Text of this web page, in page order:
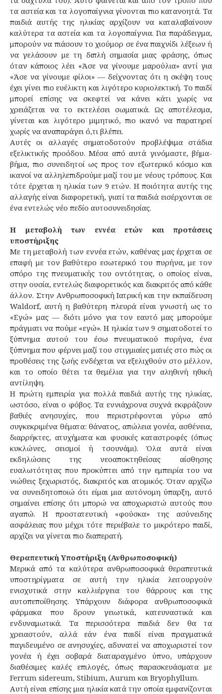
τα αστεία και τα λογοπαίγνια γίνονται πιο κατανοητά. Τα
παιδιά αυτής της ηλικίας αρχίζουν να καταλαβαίνουν
καλύτερα τα αστεία και τα λογοπαίγνια. Για παράδειγμα,
μπορούν να πιάσουν το χιούμορ σε ένα παιχνίδι λέξεων ή
να γελάσουν με τη διπλή σημασία μιας φράσης, όπως
όταν κάποιος λέει «Άσε να γίνουμε μαρούλια» αντί για
«Άσε να γίνουμε φίλοι» — δείχνοντας ότι η σκέψη τους
έχει γίνει πιο ευέλικτη και λιγότερο κυριολεκτική. Το παιδί
μπορεί επίσης να σκεφτεί να κάνει κάτι χωρίς να
χρειάζεται να το εκτελέσει σωματικά. Ως αποτέλεσμα,
γίνεται και λιγότερο μιμητικό, πιο ικανό να παρατηρεί
χωρίς να αναπαράγει ό,τι βλέπει.
Αυτές οι αλλαγές σηματοδοτούν προβλέψιμα στάδια
εξελικτικής προόδου. Μέσα από αυτά γινόμαστε, βήμα-
βήμα, πιο συνειδητοί ως προς τον εξωτερικό κόσμο και
ικανοί να αλληλεπιδρούμε μαζί του με νέους τρόπους. Και
τότε έρχεται η ηλικία των 9 ετών. Η ποιότητα αυτής της
αλλαγής είναι διαφορετική, γιατί τα παιδιά εισέρχονται σε
ένα εντελώς νέο πεδίο αυτοσυνειδησίας.
Η μεταβολή των εννέα ετών και προτάσεις
υποστήριξης
Με τη μεταβολή των εννέα ετών, καθένας μας έρχεται σε
επαφή με τον βαθύτερο εσωτερικό του πυρήνα, με τον
σπόρο της πνευματικής του οντότητας, ο οποίος είναι,
στην ουσία, εντελώς διαφορετικός και διακριτός από κάθε
άλλον. Στην Ανθρωποσοφική Ιατρική και την εκπαίδευση
Waldorf, αυτή η βαθύτερη πλευρά είναι γνωστή ως το
«Εγώ» μας — διότι μόνο για τον εαυτό μας μπορούμε
πράγματι να πούμε «εγώ». Η ηλικία των 9 σηματοδοτεί το
ξύπνημα αυτού του έσω πνευματικού πυρήνα, ένα
ξύπνημα που φέρνει μαζί του στιγμιαίες ματιές στο πώς οι
προθέσεις της ζωής ενδέχεται να εξελιχθούν στο μέλλον,
και το οποίο θέτει τα θεμέλια για την αληθινή ηθική
αντίληψη.
Η πρώτη εμπειρία για πολλά παιδιά αυτής της ηλικίας,
ωστόσο, είναι ο φόβος. Τα εννιάχρονα συχνά εκφράζουν
βαθιές ανησυχίες, που περιστρέφονται γύρω από
συγκεκριμένα θέματα: θάνατος, απώλεια γονέα, ασθένεια,
διαρρήκτες, ατυχήματα και φυσικές καταστροφές (όπως
κυκλώνες, σεισμοί ή τσουνάμι). Όλα αυτά είναι
εκδηλώσεις της νεοαποκτηθείσας αίσθησης
ευαλωτότητας που προκύπτει από την εμπειρία του να
νιώθεις ξεχωριστός, διακριτός και ατομικός. Όταν αρχίζω
να συνειδητοποιώ ότι είμαι μια αυτόνομη ύπαρξη, αυτό
σημαίνει επίσης ότι μπορώ να αποχωριστώ αυτούς που
αγαπώ. Η προστατευτική «φούσκα» της ασύνειδης
ασφάλειας που μέχρι τότε περιέβαλε το μικρότερο παιδί,
αρχίζει να γίνεται πιο διαπερατή.
Θεραπευτική Υποστήριξη (Ανθρωποσοφική)
Μερικά από τα καλύτερα ανθρωποσοφικά θεραπευτικά
υποστηρίγματα σε αυτή την ηλικία λειτουργούν
ενισχυτικά στην καλλιέργεια του θάρρους και της
αυτοπεποίθησης. Υπάρχουν διάφορα ανθρωποσοφικά
φάρμακα που δρουν γειωτικά, κατευναστικά και
ενδυναμωτικά. Τα περισσότερα παιδιά δεν θα τα
χρειαστούν, αλλά εάν ένα παιδί είναι πραγματικά
παγιδευμένο σε ανησυχίες, αδυνατεί να αποχωριστεί τον
γονέα ή έχει σοβαρά διαταραγμένο ύπνο, υπάρχουν
διαθέσιμες καλές επιλογές, όπως παρασκευάσματα με
Ferrum sidereum, Stibium, Aurum και Bryophyllum.
Αυτή είναι επίσης μια ηλικία κατά την οποία εμφανίζονται